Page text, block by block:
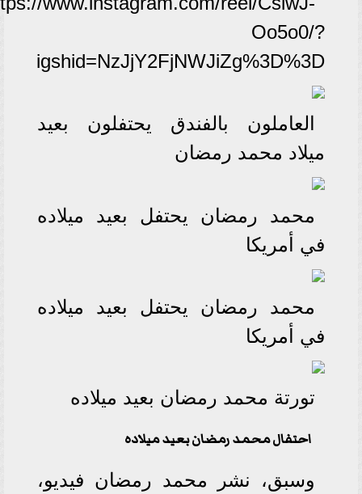
Oo5o0/?
igshid=NzJjY2FjNWJiZg%3D%3D
العاملون بالفندق يحتفلون بعيد
ميلاد محمد رمضان
محمد رمضان يحتفل بعيد ميلاده
في أمريكا
محمد رمضان يحتفل بعيد ميلاده
في أمريكا
تورتة محمد رمضان بعيد ميلاده
احتفال محمد رمضان بعيد ميلاده
وسبق، نشر محمد رمضان فيديو،